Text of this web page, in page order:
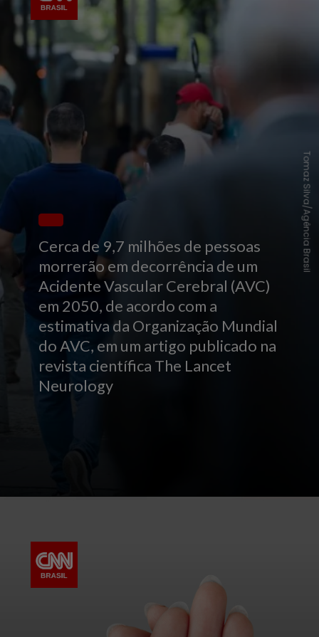
Cerca de 9,7 milhões de pessoas
morrerão em decorrência de um
Acidente Vascular Cerebral (AVC)
em 2050, de acordo com a
estimativa da Organização Mundial
do AVC, em um artigo publicado na
revista científica The Lancet
Neurology
Tomaz Silva/Agência Brasil